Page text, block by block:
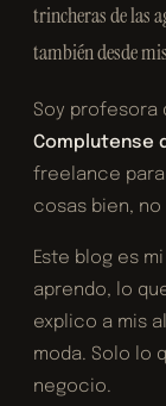
trincheras de las
también desde
Soy profesora
Complutense
freelance
cosas bien,
Este blog es
aprendo, lo
explico a mis
moda. Solo lo
negocio.